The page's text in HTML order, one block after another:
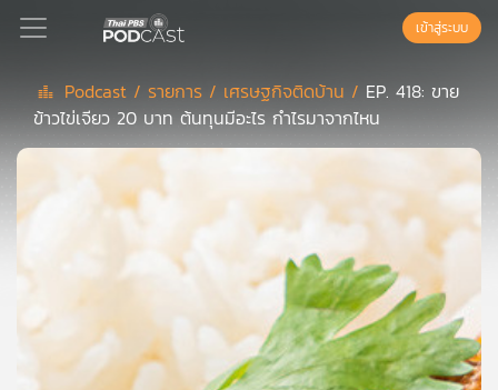
Podcast
เพล
ย์
สต์
เพล
เข้าสู่ระบบ
Podcast / รายการ / เศรษฐกิจติดบ้าน / EP. 418: ขาย
ข้าวไข่เจียว 20 บาท ต้นทุนมีอะไร กำไรมาจากไหน